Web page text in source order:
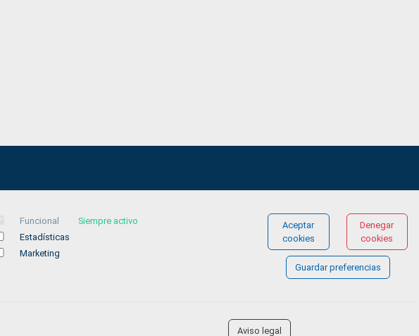
© COPYRIGHT 2026 Gestionándote.com
Funcional
Siempre activo
Estadísticas
Marketing
Aceptar
cookies
Denegar
cookies
Guardar preferencias
Aviso legal